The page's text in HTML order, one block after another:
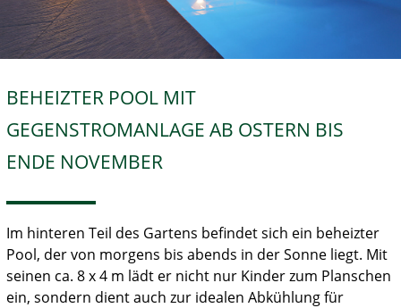
BEHEIZTER POOL MIT
GEGENSTROMANLAGE AB OSTERN BIS
ENDE NOVEMBER
Im hinteren Teil des Gartens befindet sich ein beheizter
Pool, der von morgens bis abends in der Sonne liegt. Mit
seinen ca. 8 x 4 m lädt er nicht nur Kinder zum Planschen
ein, sondern dient auch zur idealen Abkühlung für